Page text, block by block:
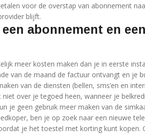
voor de overstap van abonnement
blijft.
abonnement en een
meer kosten maken dan je in eerste
van de maand de factuur ontvangt en je
van de diensten (bellen, sms’en en
over je tegoed heen, wanneer je
je geen gebruik meer maken van de
ben je op zoek naar een nieuwe
je het toestel met korting kunt kopen.